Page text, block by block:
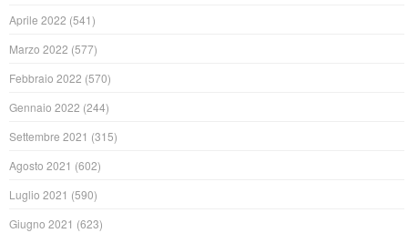
Aprile 2022 (541)
Marzo 2022 (577)
Febbraio 2022 (570)
Gennaio 2022 (244)
Settembre 2021 (315)
Agosto 2021 (602)
Luglio 2021 (590)
Giugno 2021 (623)